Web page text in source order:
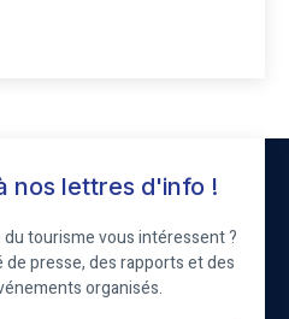
nos lettres d'info !
tourisme vous intéressent ?
presse, des rapports et des
organisés.